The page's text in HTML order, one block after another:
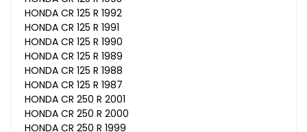
HONDA CR 125 R 1992
HONDA CR 125 R 1991
HONDA CR 125 R 1990
HONDA CR 125 R 1989
HONDA CR 125 R 1988
HONDA CR 125 R 1987
HONDA CR 250 R 2001
HONDA CR 250 R 2000
HONDA CR 250 R 1999